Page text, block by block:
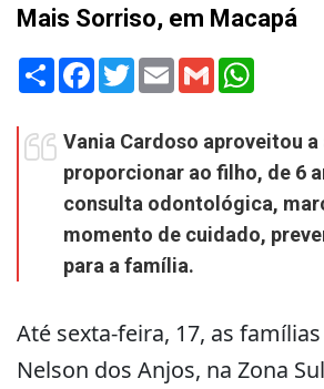
Mais Sorriso, em Macapá
Share Facebook
TwitterEmail Gmail
Vania Cardoso aproveitou a
proporcionar ao filho, de 6
consulta odontológica,
momento de cuidado,
para a família.
Até sexta-feira, 17, as
Nelson dos Anjos, na Zona